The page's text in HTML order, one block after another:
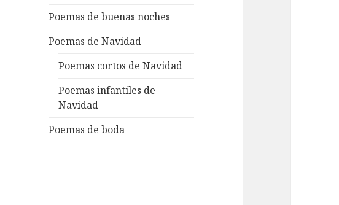
Poemas de buenas noches
Poemas de Navidad
Poemas cortos de Navidad
Poemas infantiles de
Navidad
Poemas de boda